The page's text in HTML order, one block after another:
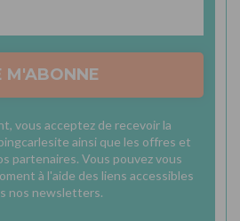
M'ABONNE
vous acceptez de recevoir la
ainsi que les offres et
partenaires. Vous pouvez vous
à l'aide des liens accessibles
nos newsletters.